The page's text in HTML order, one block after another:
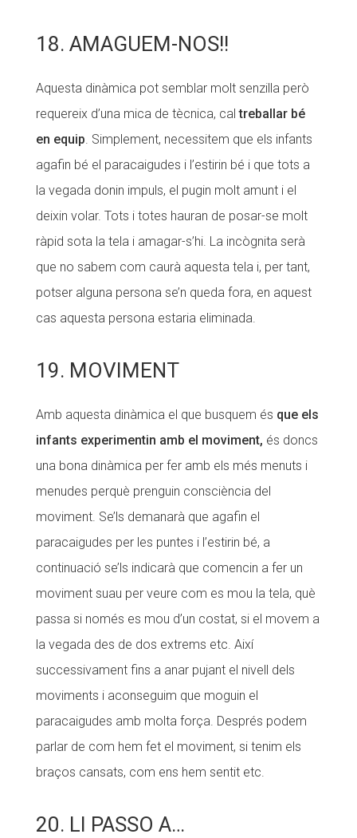
18. AMAGUEM-NOS!!
Aquesta dinàmica pot semblar molt senzilla però
requereix d’una mica de tècnica, cal treballar bé
en equip. Simplement, necessitem que els infants
agafin bé el paracaigudes i l’estirin bé i que tots a
la vegada donin impuls, el pugin molt amunt i el
deixin volar. Tots i totes hauran de posar-se molt
ràpid sota la tela i amagar-s’hi. La incògnita serà
que no sabem com caurà aquesta tela i, per tant,
potser alguna persona se’n queda fora, en aquest
cas aquesta persona estaria eliminada.
19. MOVIMENT
Amb aquesta dinàmica el que busquem és que els
infants experimentin amb el moviment, és doncs
una bona dinàmica per fer amb els més menuts i
menudes perquè prenguin consciència del
moviment. Se’ls demanarà que agafin el
paracaigudes per les puntes i l’estirin bé, a
continuació se’ls indicarà que comencin a fer un
moviment suau per veure com es mou la tela, què
passa si només es mou d’un costat, si el movem a
la vegada des de dos extrems etc. Així
successivament fins a anar pujant el nivell dels
moviments i aconseguim que moguin el
paracaigudes amb molta força. Després podem
parlar de com hem fet el moviment, si tenim els
braços cansats, com ens hem sentit etc.
20. LI PASSO A…